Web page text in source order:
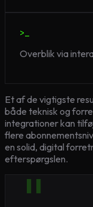
>_
Overblik via
Et af de vigtigste
både teknisk og
integrationer kan
flere
en solid, digital
efterspørgslen.